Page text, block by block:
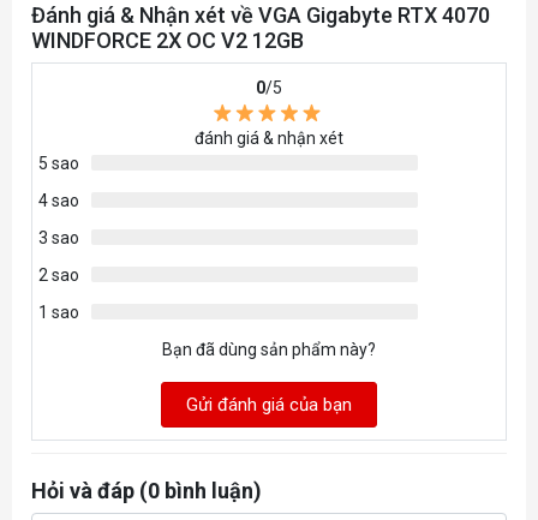
Đánh giá & Nhận xét về VGA Gigabyte RTX 4070
WINDFORCE 2X OC V2 12GB
0/5
đánh giá & nhận xét
5 sao
4 sao
3 sao
2 sao
1 sao
Bạn đã dùng sản phẩm này?
Gửi đánh giá của bạn
Hỏi và đáp (0 bình luận)